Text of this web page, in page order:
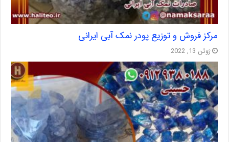
مرکز فروش و توزیع پودر نمک آبی ایرانی
ژوئن 13, 2022